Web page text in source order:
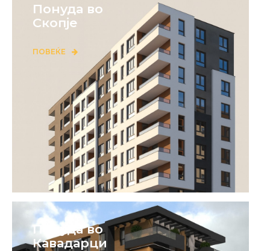
Понуда во
Скопје
ПОВЕЌЕ
Понуда во
Кавадарци